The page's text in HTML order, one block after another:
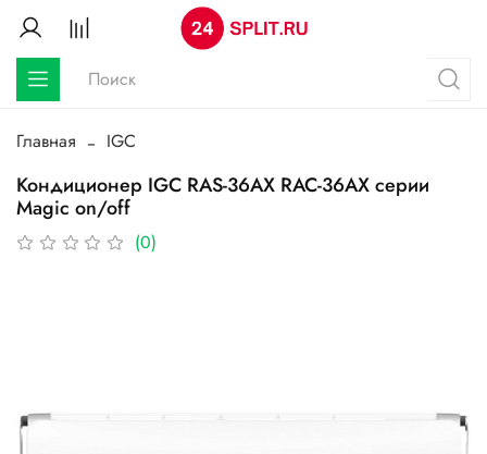
Главная IGC
Кондиционер IGC RAS-36AX RAC-36AX серии
Magic on/off
(0)